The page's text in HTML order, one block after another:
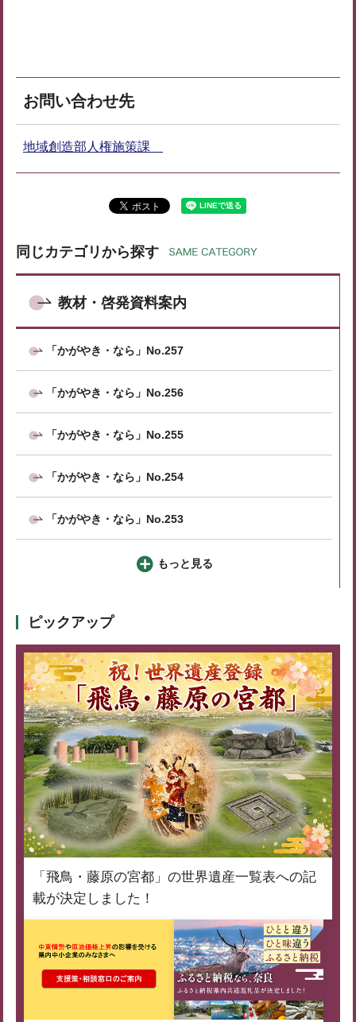
お問い合わせ先
地域創造部人権施策課
同じカテゴリから探す
教材・啓発資料案内
「かがやき・なら」No.257
「かがやき・なら」No.256
「かがやき・なら」No.255
「かがやき・なら」No.254
「かがやき・なら」No.253
もっと見る
ピックアップ
「飛鳥・藤原の宮都」の世界遺産一覧表への記
載が決定しました！